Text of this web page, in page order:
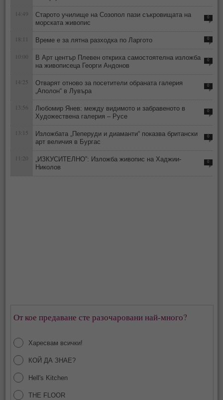
14:49
Старото училище на Созопол пази съкровищата на
морската живопис
0
18:11 Време е за лятна разходка по Ларгото 0
10:00
В Арт център Плевен откриха самостоятелна изложба
на живописеца Георги Андонов
0
14:25
Отварят отново за посетители обраната галерия
„Аполон“ в Лувъра
0
13:56
Любомир Янев: между видимото и забравеното в
Художествена галерия – Русе
0
13:15
Изложбата „Пеперуди и диаманти“ показва британски
арт величия в Бургас
0
11:20
„ИЗКУСИТЕЛНО”: Изложба живопис на Хаджии-
Николов
0
От кое предаване сте разочаровани най-много?
Харесвам всички!
КОЙ ДА ЗНАЕ?
Hell's Kitchen
THE FLOOR